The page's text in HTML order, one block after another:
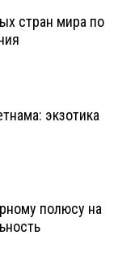
стран мира по
экзотика
полюсу на